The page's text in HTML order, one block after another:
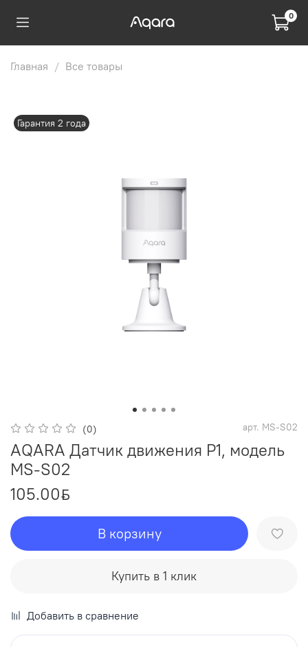
0
Главная Все товары
Гарантия 2 года
(0) арт. MS-S02
AQARA Датчик движения Р1, модель
MS-S02
105.00ƃ
В корзину
Купить в 1 клик
Добавить в сравнение